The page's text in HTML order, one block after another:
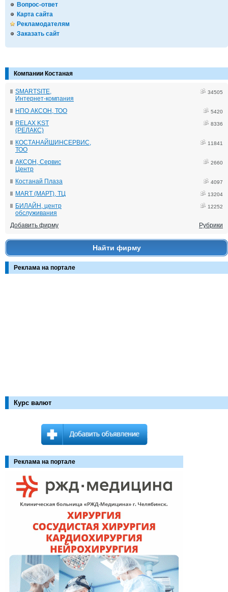
Вопрос-ответ
Карта сайта
Рекламодателям
Заказать сайт
Компании Костаная
SMARTSITE,
Интернет-компания
34505
НПО АКСОН, ТОО 5420
RELAX KST
(РЕЛАКС)
8336
КОСТАНАЙШИНСЕРВИС,
ТОО
11841
АКСОН, Сервис
Центр
2660
Костанай Плаза 4097
MART (МАРТ), ТЦ 13204
БИЛАЙН, центр
обслуживания
12252
Добавить фирму Рубрики
Найти фирму
Реклама на портале
Курс валют
Реклама на портале